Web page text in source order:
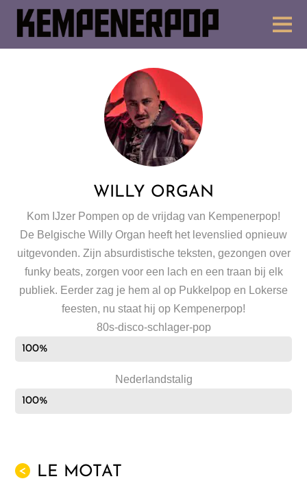
WILLY ORGAN
Kom IJzer Pompen op de vrijdag van Kempenerpop!
De Belgische Willy Organ heeft het levenslied opnieuw
uitgevonden. Zijn absurdistische teksten, gezongen over
funky beats, zorgen voor een lach en een traan bij elk
publiek. Eerder zag je hem al op Pukkelpop en Lokerse
feesten, nu staat hij op Kempenerpop!
80s-disco-schlager-pop
100%
Nederlandstalig
100%
< LE MOTAT